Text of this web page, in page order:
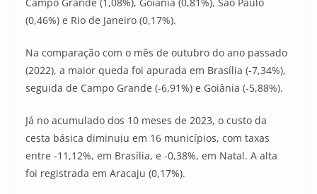
(0,46%) e Rio de Janeiro (0,17%).
Na comparação com o mês de outubro do ano passado
(2022), a maior queda foi apurada em Brasília (-7,34%),
seguida de Campo Grande (-6,91%) e Goiânia (-5,88%).
Já no acumulado dos 10 meses de 2023, o custo da
cesta básica diminuiu em 16 municípios, com taxas
entre -11,12%, em Brasília, e -0,38%, em Natal. A alta
foi registrada em Aracaju (0,17%).